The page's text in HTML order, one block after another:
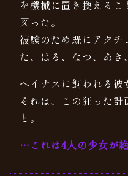
を機械に置き換える
図った。
被験のため既にアク
た、はる、なつ、あき
ヘイナスに飼われる彼
それは、この狂った計
と。
…これは4人の少女が